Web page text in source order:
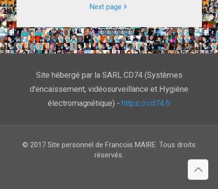
Next page
Site hébergé par la SARL CD74 (Systèmes
d'encaissement, vidéosurveillance et Hygiène
électromagnétique) - https://cd74.fr
© 2017 Site personnel de Francois MAIRE. Tous droits
réservés.